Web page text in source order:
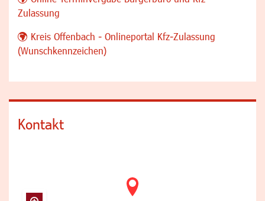
Zulassung
Kreis Offenbach - Onlineportal Kfz-Zulassung
(Wunschkennzeichen)
Kontakt